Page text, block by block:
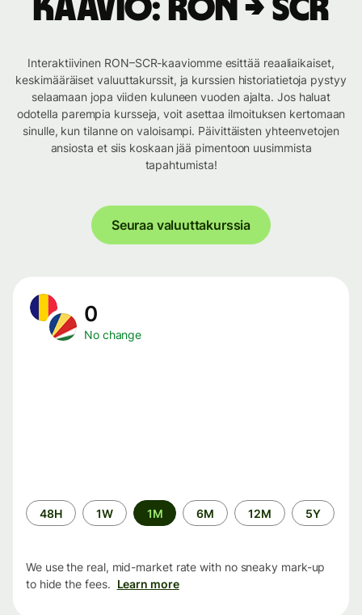
Kaavio: RON → SCR
Interaktiivinen RON–SCR-kaaviomme esittää reaaliaikaiset,
keskimääräiset valuuttakurssit, ja kurssien historiatietoja pystyy
selaamaan jopa viiden kuluneen vuoden ajalta. Jos haluat
odotella parempia kursseja, voit asettaa ilmoituksen kertomaan
sinulle, kun tilanne on valoisampi. Päivittäisten yhteenvetojen
ansiosta et siis koskaan jää pimentoon uusimmista
tapahtumista!
Seuraa valuuttakurssia
0
No change
Time
period
48H 1W 1M 6M 12M 5Y
We use the real, mid-market rate with no sneaky mark-up
to hide the fees. Learn more